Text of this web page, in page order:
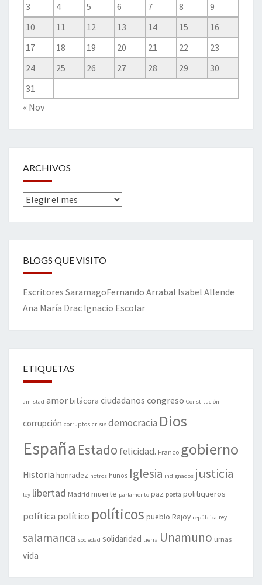
3
4 5 6 7 8
9
10
11 12 13 14 15
16
17
18 19 20 21 22
23
24
25 26 27 28 29
30
31
« Nov
ARCHIVOS
Archivos
BLOGS QUE VISITO
Escritores SaramagoFernando Arrabal Isabel Allende
Ana María Drac Ignacio Escolar
ETIQUETAS
amistad amorbitácora ciudadanos congreso Constitución
corrupción corruptos crisis democracia Dios
España Estado felicidad. Franco gobierno
Historia honradez hotros hunos Iglesia indignados justicia
ley libertad Madrid muerte parlamento paz poeta politiqueros
política político políticos pueblo Rajoy república rey
salamanca sociedad solidaridad tierra Unamuno urnas
vida